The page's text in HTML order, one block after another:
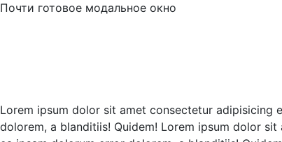
Почти готовое модальное окно
Lorem ipsum dolor sit amet consectetur adipisicing
dolorem, a blanditiis! Quidem! Lorem ipsum dolor